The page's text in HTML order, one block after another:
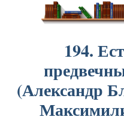
194.
(Александр